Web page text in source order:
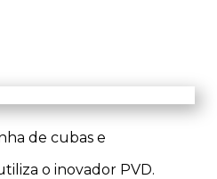
de cubas e
o inovador PVD.